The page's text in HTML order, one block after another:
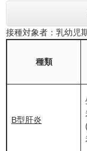
接種対象者：乳幼児
種類
B型肝炎